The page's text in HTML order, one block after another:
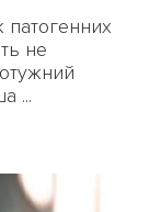
патогенних
не
...